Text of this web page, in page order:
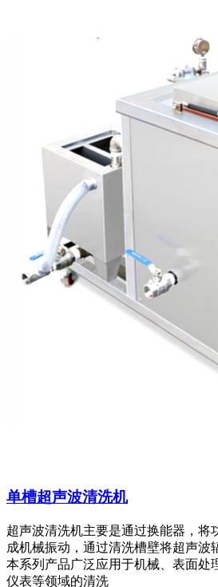
单槽超声波清洗机
超声波清洗机主要是通过换能器，将
成机械振动，通过清洗槽壁将超声波
本系列产品广泛应用于机械、表面处
仪表等领域的清洗